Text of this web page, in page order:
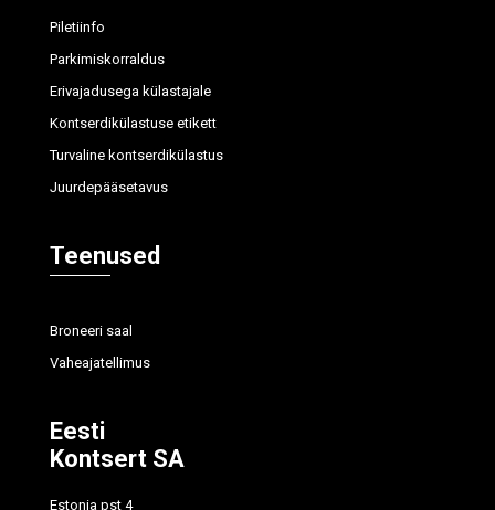
Piletiinfo
Parkimiskorraldus
Erivajadusega külastajale
Kontserdikülastuse etikett
Turvaline kontserdikülastus
Juurdepääsetavus
Teenused
Broneeri saal
Vaheajatellimus
Eesti
Kontsert SA
Estonia pst 4